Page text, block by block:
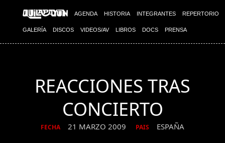
AGENDA HISTORIA INTEGRANTES REPERTORIO
GALERÍA DISCOS VIDEOS/AV LIBROS DOCS PRENSA
REACCIONES TRAS
CONCIERTO
FECHA 21 MARZO 2009 PAIS ESPAÑA